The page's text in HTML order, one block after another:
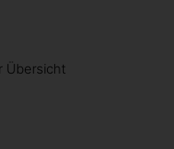
Übersicht